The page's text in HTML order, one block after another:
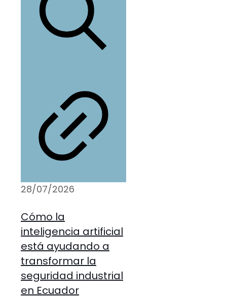
28/07/2026
Cómo la
inteligencia artificial
está ayudando a
transformar la
seguridad industrial
en Ecuador